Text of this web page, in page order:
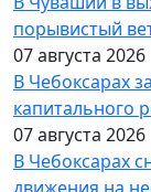
порывистый
07 августа 2026
В Чебоксарах
капитального
07 августа 2026
В Чебоксарах